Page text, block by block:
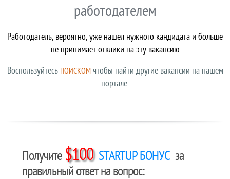
работодателем
Работодатель, вероятно, уже нашел нужного кандидата и больше
не принимает отклики на эту вакансию
Воспользуйтесь ПОИСКОМчтобы найти другие вакансии на нашем
портале.
Получите $100 STARTUP БОНУС за
правильный ответ на вопрос: